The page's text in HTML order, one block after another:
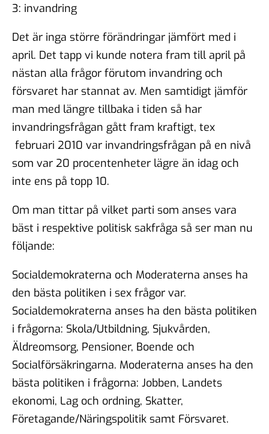
3: invandring
Det är inga större förändringar jämfört med i
april. Det tapp vi kunde notera fram till april på
nästan alla frågor förutom invandring och
försvaret har stannat av. Men samtidigt jämför
man med längre tillbaka i tiden så har
invandringsfrågan gått fram kraftigt, tex
februari 2010 var invandringsfrågan på en nivå
som var 20 procentenheter lägre än idag och
inte ens på topp 10.
Om man tittar på vilket parti som anses vara
bäst i respektive politisk sakfråga så ser man nu
följande:
Socialdemokraterna och Moderaterna anses ha
den bästa politiken i sex frågor var.
Socialdemokraterna anses ha den bästa politiken
i frågorna: Skola/Utbildning, Sjukvården,
Äldreomsorg, Pensioner, Boende och
Socialförsäkringarna. Moderaterna anses ha den
bästa politiken i frågorna: Jobben, Landets
ekonomi, Lag och ordning, Skatter,
Företagande/Näringspolitik samt Försvaret.